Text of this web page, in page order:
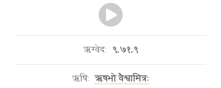
ऋग्वेदः ९.७१.९
ऋषिः ऋषभो वैश्वामित्रः